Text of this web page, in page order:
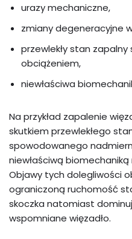
urazy mechaniczne,
zmiany degeneracyjne
przewlekły stan
obciążeniem,
niewłaściwa
Na przykład zapalenie
skutkiem przewlekłego
spowodowanego
niewłaściwą
Objawy tych dolegliwości
ograniczoną ruchomość
skoczka natomiast
wspomniane więzadło.